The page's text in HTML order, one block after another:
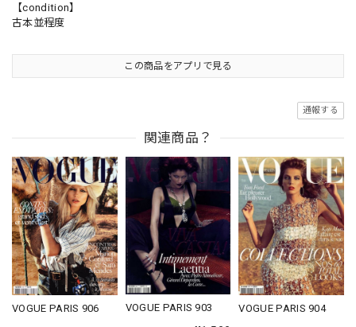
【condition】
古本並程度
この商品をアプリで見る
通報する
関連商品？
VOGUE PARIS 906
VOGUE PARIS 903
VOGUE PARIS 904